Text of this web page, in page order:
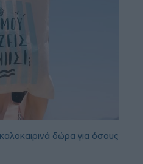
δώρα για όσους